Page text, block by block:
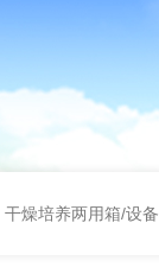
干燥培养两用箱/设备